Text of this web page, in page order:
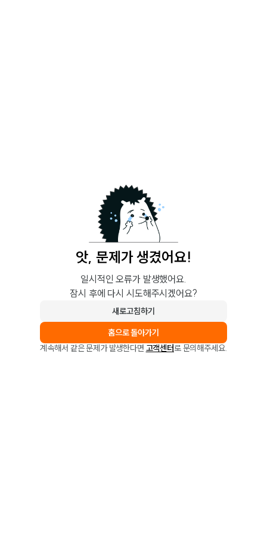
앗, 문제가 생겼어요!
일시적인 오류가 발생했어요.
잠시 후에 다시 시도해주시겠어요?
새로고침하기
홈으로 돌아가기
계속해서 같은 문제가 발생한다면 고객센터로 문의해주세요.